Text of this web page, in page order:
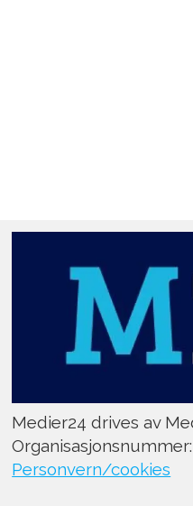
Medier24 drives av
Organisasjonsnummer:
Personvern/cookies